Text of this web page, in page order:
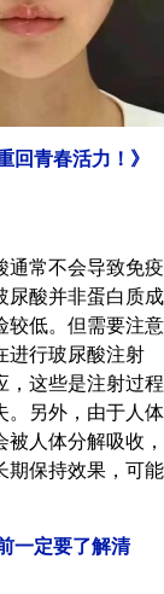
回青春活力！》
通常不会导致免疫
尿酸并非蛋白质成
较低。但需要注意
进行玻尿酸注射
，这些是注射过程
。另外，由于人体
人体分解吸收，
期保持效果，可能
一定要了解清